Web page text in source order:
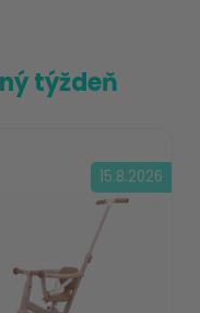
týždeň
15.8.2026